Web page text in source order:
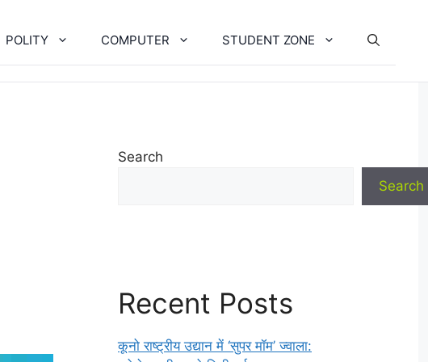
POLITY COMPUTER STUDENT ZONE
Search
Search
Recent Posts
कूनो राष्ट्रीय उद्यान में ‘सुपर मॉम’ ज्वाला: